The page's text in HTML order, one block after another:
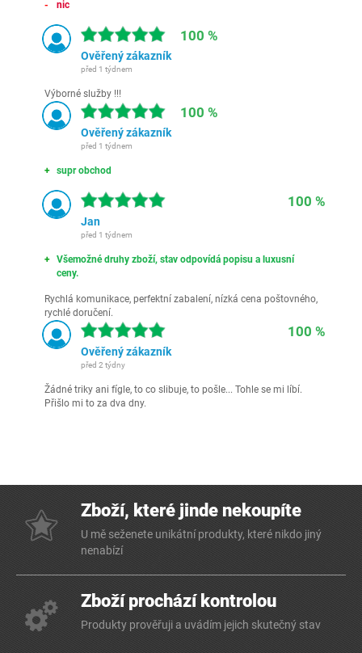
nic
100 %
Ověřený zákazník
před 1 týdnem
Výborné služby !!!
100 %
Ověřený zákazník
před 1 týdnem
supr obchod
100 %
Jan
před 1 týdnem
Všemožné druhy zboží, stav odpovídá popisu a luxusní
ceny.
Rychlá komunikace, perfektní zabalení, nízká cena poštovného,
rychlé doručení.
100 %
Ověřený zákazník
před 2 týdny
Žádné triky ani fígle, to co slibuje, to pošle... Tohle se mi líbí.
Přišlo mi to za dva dny.
Zboží, které jinde nekoupíte
U mě seženete unikátní produkty, které nikdo jiný
nenabízí
Zboží prochází kontrolou
Produkty prověřuji a uvádím jejich skutečný stav